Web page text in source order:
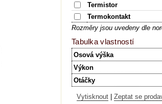
Termistor
Termokontakt
Rozměry jsou uvedeny dle
Tabulka vlastností
Osová výška
Výkon
Otáčky
Vytisknout Zeptat se